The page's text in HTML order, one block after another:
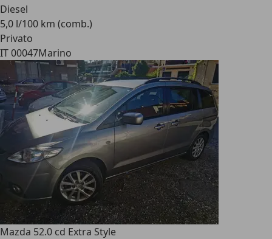
Diesel
5,0 l/100 km (comb.)
Privato
IT 00047Marino
Mazda 52.0 cd Extra Style